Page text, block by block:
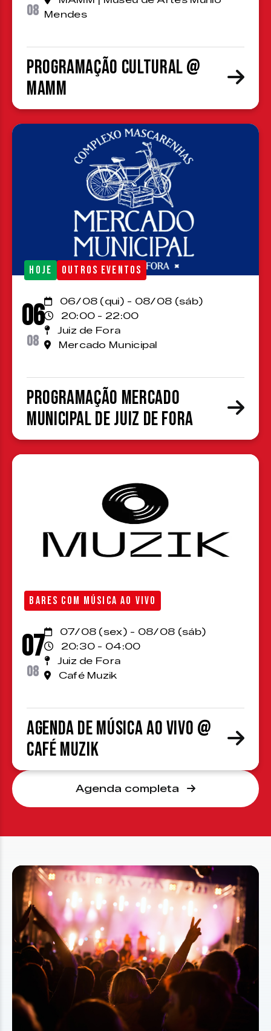
08 Mendes
Programação cultural @
MAMM
HOJE OUTROS EVENTOS
06
08
06/08 (qui) - 08/08 (sáb)
20:00 - 22:00
Juiz de Fora
Mercado Municipal
Programação Mercado
Municipal de Juiz de Fora
BARES COM MÚSICA AO VIVO
07
08
07/08 (sex) - 08/08 (sáb)
20:30 - 04:00
Juiz de Fora
Café Muzik
Agenda de Música ao Vivo @
Café Muzik
Agenda completa